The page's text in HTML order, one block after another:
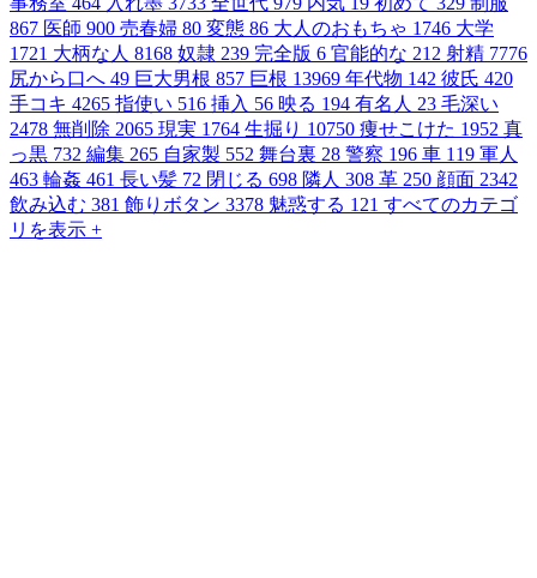
867 医師 900 売春婦 80 変態 86 大人のおもちゃ 1746 大学
1721 大柄な人 8168 奴隷 239 完全版 6 官能的な 212 射精 7776
尻から口へ 49 巨大男根 857 巨根 13969 年代物 142 彼氏 420
手コキ 4265 指使い 516 挿入 56 映る 194 有名人 23 毛深い
2478 無削除 2065 現実 1764 生掘り 10750 痩せこけた 1952 真
っ黒 732 編集 265 自家製 552 舞台裏 28 警察 196 車 119 軍人
463 輪姦 461 長い髪 72 閉じる 698 隣人 308 革 250 顔面 2342
飲み込む 381 飾りボタン 3378 魅惑する 121 すべてのカテゴ
リを表示 +